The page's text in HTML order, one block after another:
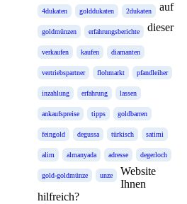
4dukaten golddukaten 2dukaten
goldmünzen erfahrungsberichte
verkaufen kaufen diamanten
vertriebspartner flohmarkt pfandleiher
inzahlung erfahrung lassen
ankaufspreise tipps goldbarren
feingold degussa türkisch satimi
alim almanyada adresse degerloch
gold-goldmünze unze
auf
dieser
Website
Ihnen
hilfreich?